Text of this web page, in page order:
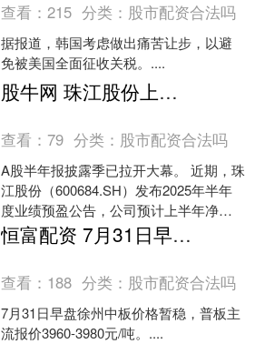
查看：215 分类： 股市配资合法吗
据报道，韩国考虑做出痛苦让步，以避
免被美国全面征收关税。....
股牛网 珠江股份上半年靠“炒股”扭亏 扣非净利润预计仍将下降
查看：79 分类： 股市配资合法吗
A股半年报披露季已拉开大幕。 近期，珠
江股份（600684.SH）发布2025年半年
度业绩预盈公告，公司预计上半年净利
润为1550万元—2250万元，将实现扭
亏....
恒富配资 7月31日早盘徐州中板价格暂稳
查看： 188 分类： 股市配资合法吗
7月31日早盘徐州中板价格暂稳，普板主
流报价3960-3980元/吨。....